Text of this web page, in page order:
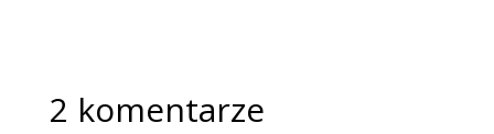
2 komentarze